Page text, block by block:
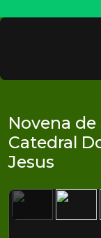
Novena
Catedral
Jesus